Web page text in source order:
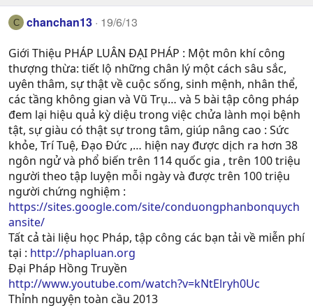
C chanchan13 19/6/13
Giới Thiệu PHÁP LUÂN ĐẠI PHÁP : Một môn khí công
thượng thừa: tiết lộ những chân lý một cách sâu sắc,
uyên thâm, sự thật về cuộc sống, sinh mệnh, nhân thể,
các tầng không gian và Vũ Trụ… và 5 bài tập công pháp
đem lại hiệu quả kỳ diệu trong việc chửa lành mọi bệnh
tật, sự giàu có thật sự trong tâm, giúp nâng cao : Sức
khỏe, Trí Tuệ, Ðạo Ðức ,… hiện nay được dịch ra hơn 38
ngôn ngử và phổ biến trên 114 quốc gia , trên 100 triệu
người theo tập luyện mỗi ngày và được trên 100 triệu
người chứng nghiệm :
https://sites.google.com/site/conduongphanbonquych
ansite/
Tất cả tài liệu học Pháp, tập công các bạn tải về miễn phí
tại : http://phapluan.org
Đại Pháp Hồng Truyền
http://www.youtube.com/watch?v=kNtElryh0Uc
Thỉnh nguyện toàn cầu 2013